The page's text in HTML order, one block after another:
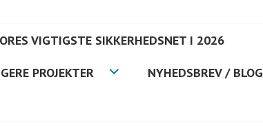
VIGTIGSTE SIKKERHEDSNET I 2026
PROJEKTER NYHEDSBREV / BLOG